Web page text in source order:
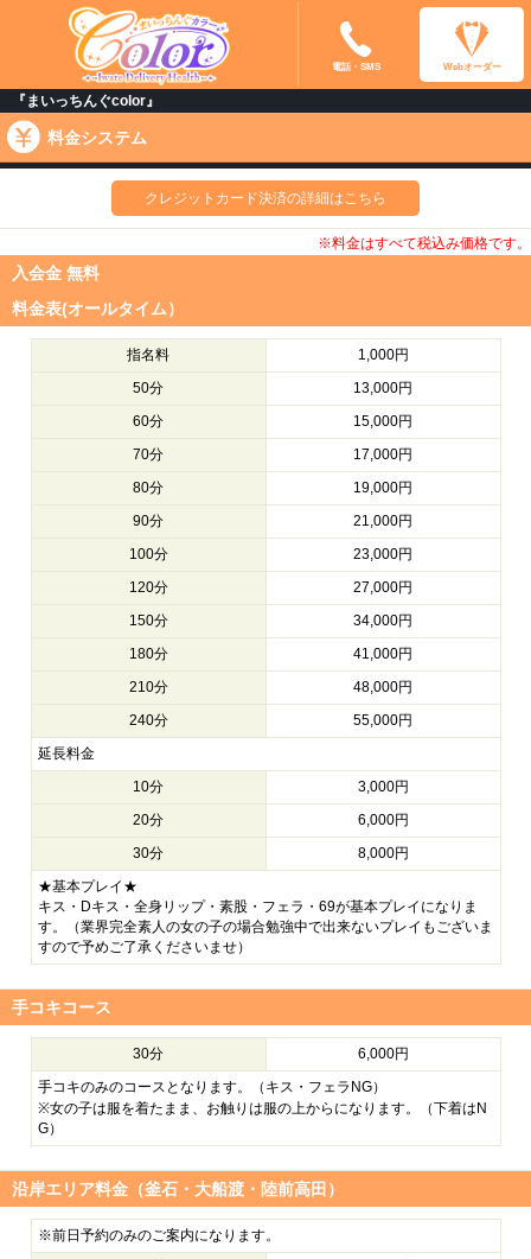
電話・SMS Webオーダー
『まいっちんぐcolor』
料金システム
クレジットカード決済の詳細はこちら
※料金はすべて税込み価格です。
入会金 無料
料金表(オールタイム）
指名料
1,000円
50分
13,000円
60分
15,000円
70分
17,000円
80分
19,000円
90分
21,000円
100分
23,000円
120分
27,000円
150分
34,000円
180分
41,000円
210分
48,000円
240分
55,000円
延長料金
10分
3,000円
20分
6,000円
30分
8,000円
★基本プレイ★
キス・Dキス・全身リップ・素股・フェラ・69が基本プレイになりま
す。（業界完全素人の女の子の場合勉強中で出来ないプレイもございま
すので予めご了承くださいませ）
手コキコース
30分
6,000円
手コキのみのコースとなります。（キス・フェラNG）
※女の子は服を着たまま、お触りは服の上からになります。（下着はN
G）
沿岸エリア料金（釜石・大船渡・陸前高田）
※前日予約のみのご案内になります。